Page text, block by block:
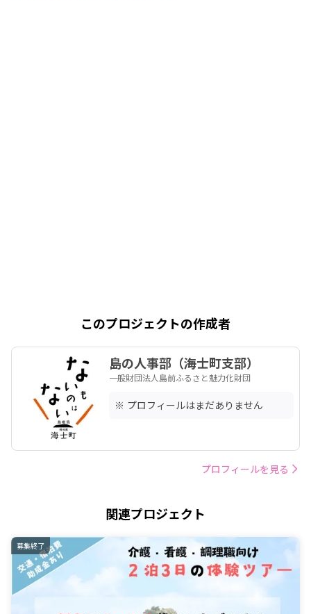
このプロジェクトの作成者
島の人事部（海士町支部）
一般財団法人島前ふるさと魅力化財団
※ プロフィールはまだありません
プロフィールを見る
関連プロジェクト
募集終了